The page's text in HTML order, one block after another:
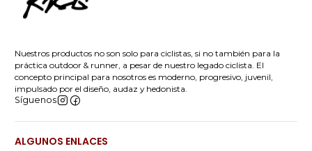
Nuestros productos no son solo para ciclistas, si no también para la
práctica outdoor & runner, a pesar de nuestro legado ciclista. El
concepto principal para nosotros es moderno, progresivo, juvenil,
impulsado por el diseño, audaz y hedonista.
Síguenos
ALGUNOS ENLACES